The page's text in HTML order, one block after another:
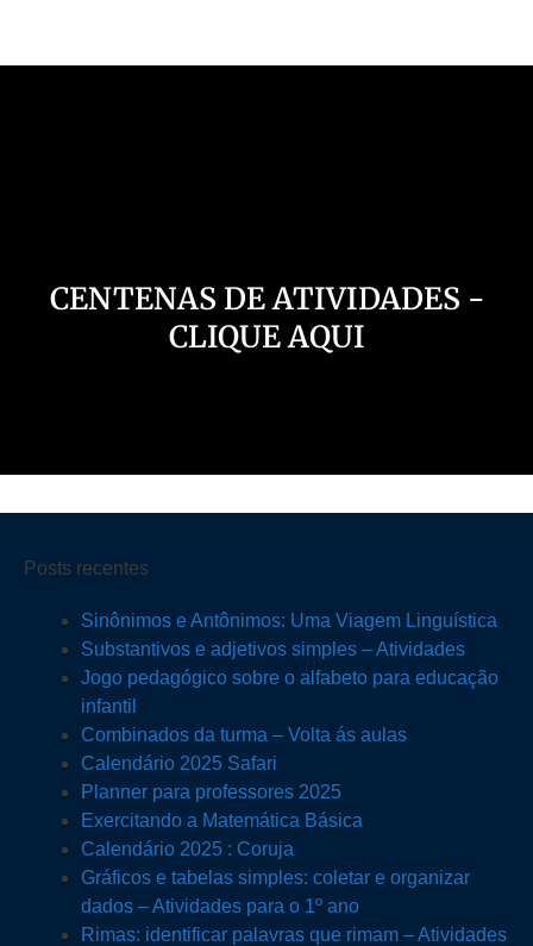
CENTENAS DE ATIVIDADES -
CLIQUE AQUI
Posts recentes
Sinônimos e Antônimos: Uma Viagem Linguística
Substantivos e adjetivos simples – Atividades
Jogo pedagógico sobre o alfabeto para educação
infantil
Combinados da turma – Volta ás aulas
Calendário 2025 Safari
Planner para professores 2025
Exercitando a Matemática Básica
Calendário 2025 : Coruja
Gráficos e tabelas simples: coletar e organizar
dados – Atividades para o 1º ano
Rimas: identificar palavras que rimam – Atividades